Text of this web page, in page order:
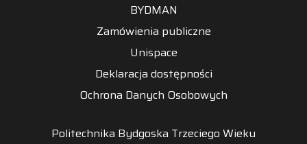
BYDMAN
Zamówienia publiczne
Unispace
Deklaracja dostępności
Ochrona Danych Osobowych
Politechnika Bydgoska Trzeciego Wieku